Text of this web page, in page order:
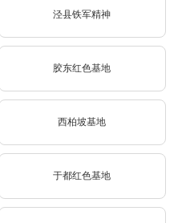
泾县铁军精神
胶东红色基地
西柏坡基地
于都红色基地